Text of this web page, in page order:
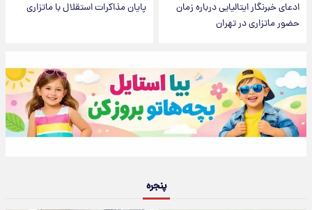
ادعای خبرنگار ایتالیایی درباره زمان
حضور ماتزاری در تهران
پایان مذاکرات استقلال با ماتزاری
پنجره